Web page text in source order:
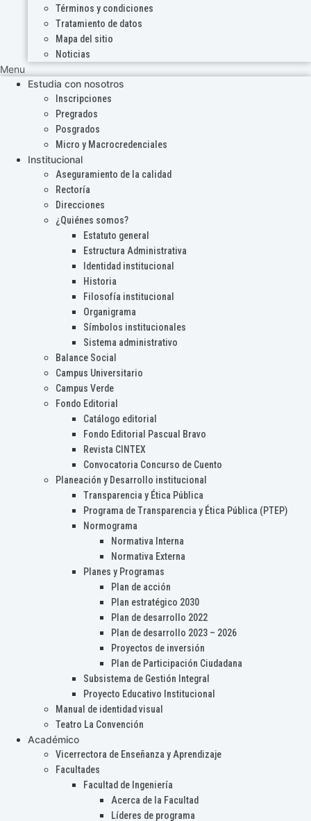
Términos y condiciones
Tratamiento de datos
Mapa del sitio
Noticias
Menu
Estudia con nosotros
Inscripciones
Pregrados
Posgrados
Micro y Macrocredenciales
Institucional
Aseguramiento de la calidad
Rectoría
Direcciones
¿Quiénes somos?
Estatuto general
Estructura Administrativa
Identidad institucional
Historia
Filosofía institucional
Organigrama
Símbolos institucionales
Sistema administrativo
Balance Social
Campus Universitario
Campus Verde
Fondo Editorial
Catálogo editorial
Fondo Editorial Pascual Bravo
Revista CINTEX
Convocatoria Concurso de Cuento
Planeación y Desarrollo institucional
Transparencia y Ética Pública
Programa de Transparencia y Ética Pública (PTEP)
Normograma
Normativa Interna
Normativa Externa
Planes y Programas
Plan de acción
Plan estratégico 2030
Plan de desarrollo 2022
Plan de desarrollo 2023 – 2026
Proyectos de inversión
Plan de Participación Ciudadana
Subsistema de Gestión Integral
Proyecto Educativo Institucional
Manual de identidad visual
Teatro La Convención
Académico
Vicerrectora de Enseñanza y Aprendizaje
Facultades
Facultad de Ingeniería
Acerca de la Facultad
Líderes de programa